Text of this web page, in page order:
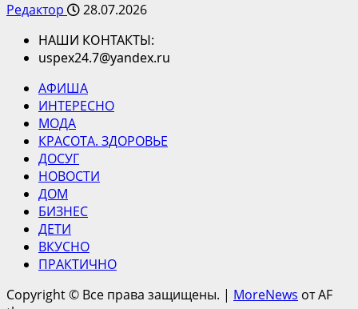
Редактор
28.07.2026
НАШИ КОНТАКТЫ:
uspex24.7@yandex.ru
АФИША
ИНТЕРЕСНО
МОДА
КРАСОТА. ЗДОРОВЬЕ
ДОСУГ
НОВОСТИ
ДОМ
БИЗНЕС
ДЕТИ
ВКУСНО
ПРАКТИЧНО
Copyright © Все права защищены. | MoreNews от AF